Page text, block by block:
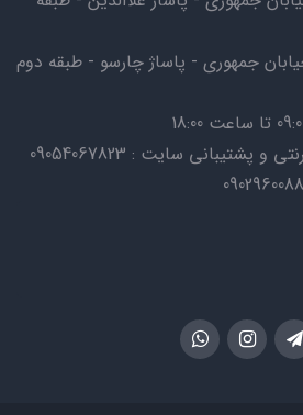
جمهوری - پاساژ چارسو - طبقه دوم
سایت : 09054067823